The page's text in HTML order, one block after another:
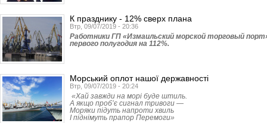
К празднику - 12% сверх плана
Втр, 09/07/2019 - 20:36
Работники ГП «Измаильский морской торговый
первого полугодия на 112%.
Морський оплот нашої державності
Втр, 09/07/2019 - 20:24
«Хай завжди на морі буде штиль.
А якщо проб’є сигнал тривоги —
Моряки підуть напроти хвиль
І піднімуть прапор Перемоги»